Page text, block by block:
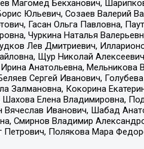
Магомед Бекханович,
Юльевич, Созаев Валерий
Гасан Ольга Павловна,
Чуркина Наталья
Лев Дмитриевич,
Щур Николай
Анатольевна, Мельникова
Сергей Иванович,
Залмановна, Кокорина
Елена Владимировна,
Вячеслав Иванович, Шабад
Смирнов Владимир
Петрович, Полякова Мара